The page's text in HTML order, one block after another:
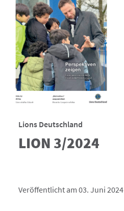
Lions Deutschland
LION 3/2024
Veröffentlicht am 03. Juni 2024